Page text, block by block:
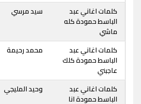
كلمات اغاني عبد
الباسط حمودة كله
ماشي
سيد مرسي
كلمات اغاني عبد
الباسط حمودة كلك
عاجبني
محمد رحيمة
كلمات اغاني عبد
الباسط حمودة انا
وحيد المليجي